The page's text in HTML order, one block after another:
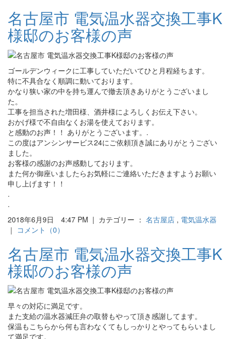
名古屋市 電気温水器交換工事K
様邸のお客様の声
ゴールデンウィークに工事していただいてひと月程経ちます。
特に不具合なく順調に動いております。
かなり狭い家の中を持ち運んで撤去頂きありがとうございまし
た。
工事を担当された増田様、酒井様によろしくお伝え下さい。
おかげ様で不自由なくお湯を使えております。
と感動のお声！！ ありがとうございます。.
この度はアンシンサービス24にご依頼頂き誠にありがとうござい
ました。
お客様の感謝のお声感動しております。
また何か御座いましたらお気軽にご連絡いただきますようお願い
申し上げます！！
.
.
2018年6月9日 4:47 PM | カテゴリー ： 名古屋店 , 電気温水器
｜ コメント（0）
名古屋市 電気温水器交換工事K
様邸のお客様の声
早々の対応に満足です。
また支給の温水器減圧弁の取替もやって頂き感謝してます。
保温もこちらから何も言わなくてもしっかりとやってもらいまし
て満足です。